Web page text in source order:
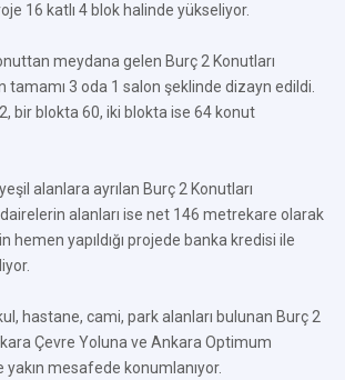
16 katlı 4 blok halinde yükseliyor.
meydana gelen Burç 2 Konutları
tamamı 3 oda 1 salon şeklinde dizayn edildi.
bir blokta 60, iki blokta ise 64 konut
alanlara ayrılan Burç 2 Konutları
alanları ise net 146 metrekare olarak
hemen yapıldığı projede banka kredisi ile
hastane, cami, park alanları bulunan Burç 2
Çevre Yoluna ve Ankara Optimum
yakın mesafede konumlanıyor.